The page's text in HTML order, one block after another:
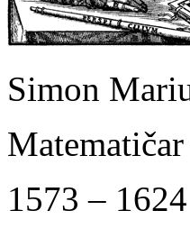
Simon
1573 – 1624